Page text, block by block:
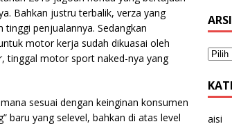
Bahkan justru terbalik, verza yang
penjualannya. Sedangkan
motor kerja sudah dikuasai oleh
tinggal motor sport naked-nya yang
sesuai dengan keinginan konsumen
baru yang selevel, bahkan di atas level
aisi